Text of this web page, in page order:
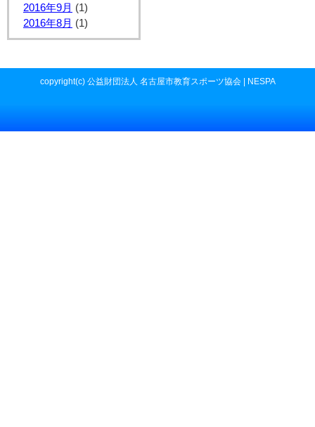
2016年9月 (1)
2016年8月 (1)
copyright(c) 公益財団法人 名古屋市教育スポーツ協会 | NESPA